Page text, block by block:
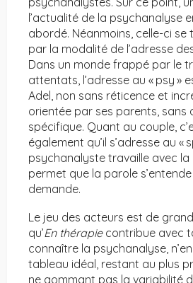
l’actualité de la psychanalyse
abordé. Néanmoins, celle-ci
par la modalité de l’adresse
Dans un monde frappé par le
attentats, l’adresse au « psy »
Adel, non sans réticence et
orientée par ses parents, sans
spécifique. Quant au couple,
également qu’il s’adresse au «
psychanalyste travaille avec la
permet que la parole
demande.
Le jeu des acteurs est de
qu’En thérapie contribue avec
connaître la psychanalyse,
tableau idéal, restant au plus
ne gommant pas la variabilité